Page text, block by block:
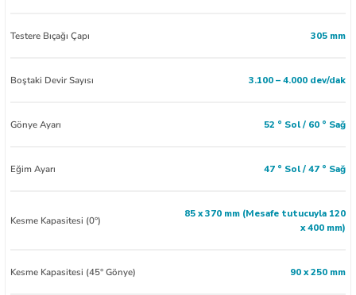
Testere Bıçağı Çapı 305 mm
Boştaki Devir Sayısı 3.100 – 4.000 dev/dak
Gönye Ayarı 52 ° Sol / 60 ° Sağ
Eğim Ayarı 47 ° Sol / 47 ° Sağ
Kesme Kapasitesi (0°)
85 x 370 mm (Mesafe tutucuyla 120
x 400 mm)
Kesme Kapasitesi (45° Gönye) 90 x 250 mm